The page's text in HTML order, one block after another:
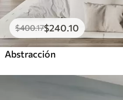
$400.17$240 .10
Abstracción